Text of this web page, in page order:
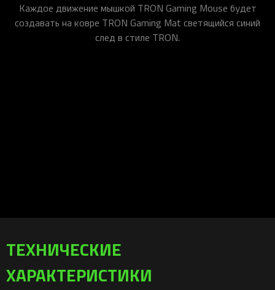
Каждое движение мышкой TRON Gaming Mouse будет
создавать на ковре TRON Gaming Mat светящийся синий
след в стиле TRON.
ТЕХНИЧЕСКИЕ
ХАРАКТЕРИСТИКИ